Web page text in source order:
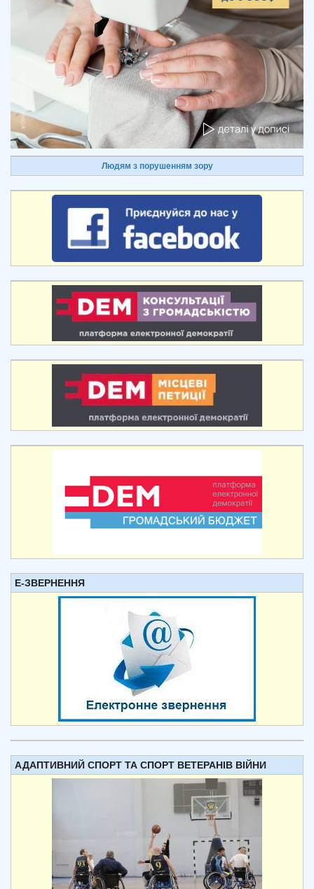
Людям з порушенням зору
Е-ЗВЕРНЕННЯ
АДАПТИВНИЙ СПОРТ ТА СПОРТ ВЕТЕРАНІВ ВІЙНИ